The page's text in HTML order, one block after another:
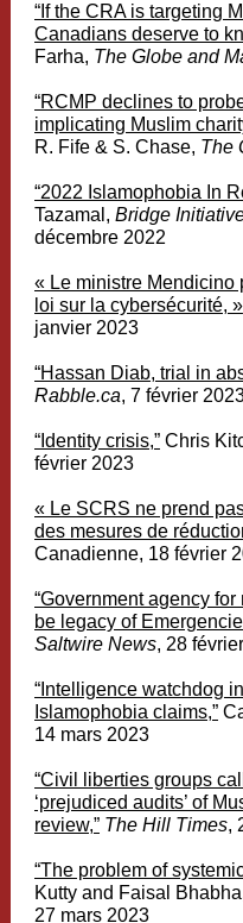
“ If the CRA is targeting
Canadians deserve to
Farha, The Globe and
“RCMP declines to
implicating Muslim
R. Fife & S. Chase, The
“2022 Islamophobia In
Tazamal, Bridge
décembre 2022
« Le ministre Mendicino
loi sur la cybersécurité, »
janvier 2023
“Hassan Diab, trial in
Rabble.ca, 7 février
“ Identity crisis,” Chris
février 2023
« Le SCRS ne prend
des mesures de
Canadienne, 18 février
“Government agency
be legacy of
Saltwire News, 28
“ Intelligence watchdog
Islamophobia claims,”
14 mars 2023
“Civil liberties groups
‘prejudiced audits’ of
review,” The Hill Times,
“The problem of
Kutty and Faisal
27 mars 2023